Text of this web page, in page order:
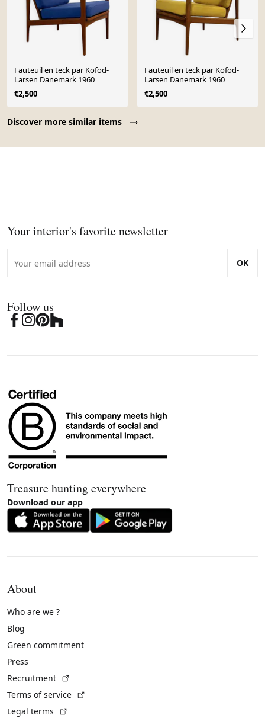
Discover more similar items
Fauteuil en teck par Kofod-
Larsen Danemark 1960
€2,500
Fauteuil en teck par Kofod-
Larsen Danemark 1960
€2,500
Your interior's favorite newsletter
OK
Follow us
Treasure hunting everywhere
Download our app
About
Who are we ?
Blog
Green commitment
Press
Recruitment
Terms of service
Legal terms